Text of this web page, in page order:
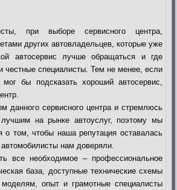
при выборе сервисного центра,
других автовладельцев, которые уже
автосервис лучше обращаться и где
честные специалисты. Тем не менее, если
бы подсказать хороший автосервис,
данного сервисного центра и стремлюсь
на рынке автоуслуг, поэтому мы
о том, чтобы наша репутация оставалась
нам доверяли.
все необходимое – профессиональное
база, доступные технические схемы
опыт и грамотные специалисты